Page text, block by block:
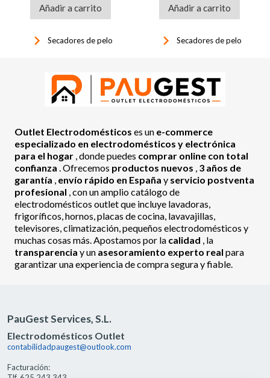
Añadir a carrito
keyboard_arrow_right Secadores de pelo
Añadir a carrito
keyboard_arrow_right Secadores de pelo
Outlet Electrodomésticos es un e-commerce
especializado en electrodomésticos y electrónica
para el hogar , donde puedes comprar online con total
confianza . Ofrecemos productos nuevos , 3 años de
garantía , envío rápido en España y servicio postventa
profesional , con un amplio catálogo de
electrodomésticos outlet que incluye lavadoras,
frigoríficos, hornos, placas de cocina, lavavajillas,
televisores, climatización, pequeños electrodomésticos y
muchas cosas más. Apostamos por la calidad , la
transparencia y un asesoramiento experto real para
garantizar una experiencia de compra segura y fiable.
PauGest Services, S.L.
Electrodomésticos Outlet
contabilidadpaugest@outlook.com
Facturación: